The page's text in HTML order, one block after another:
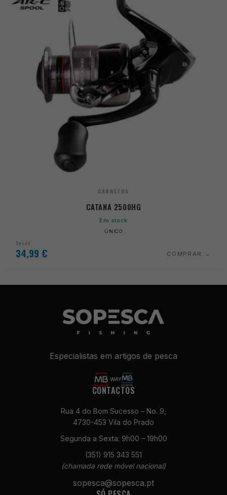
CARRETOS
CATANA 2500HG
Em stock
ÚNICO
Desde
34,99 € COMPRAR
Especialistas em artigos de pesca
CONTACTOS
Rua 4 do Bom Sucesso – No. 9,
4730-453 Vila do Prado
Segunda a Sexta: 9h00 – 19h00
(351) 915 343 551
(chamada rede móvel nacional)
sopesca@sopesca.pt
Estes cookies
não são
opcionais. São
para o
funcionamento